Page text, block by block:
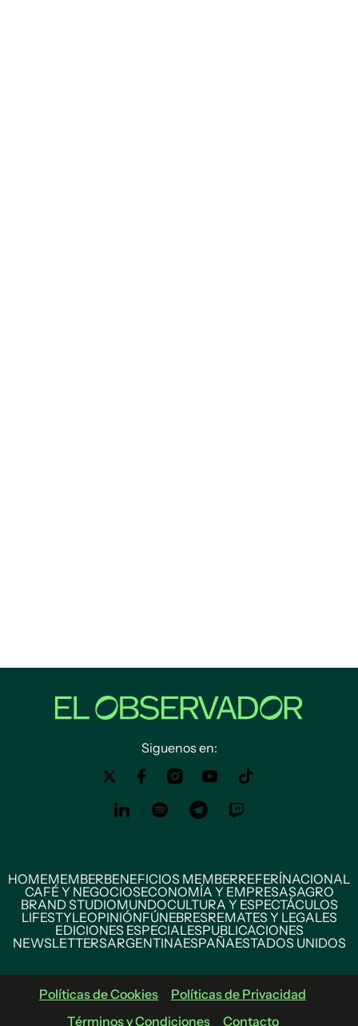
Siguenos en:
HOMEMEMBERBENEFICIOS MEMBERREFERÍNACIONAL
CAFÉ Y NEGOCIOSECONOMÍA Y EMPRESASAGRO
BRAND STUDIOMUNDOCULTURA Y ESPECTÁCULOS
LIFESTYLEOPINIÓNFÚNEBRESREMATES Y LEGALES
EDICIONES ESPECIALESPUBLICACIONES
NEWSLETTERSARGENTINAESPAÑAESTADOS UNIDOS
Políticas de Cookies
Políticas de Privacidad
Términos y Condiciones
Contacto